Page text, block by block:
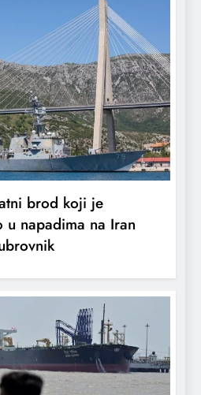
godina napušta
postaju još jedan
republikance na
brod koji je
u napadima na Iran